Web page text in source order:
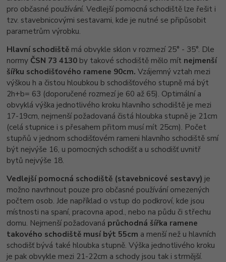
pro občasné používání. Vedlejší pomocná schodiště lze řešit i
tzv. stavebnicovými sestavami, kde je nutné se připůsobit
parametrům výrobku.
Hlavní schodiště má obvykle sklon v rozmezí 25° - 35°. Dle
normy ČSN 73 4130 by takové schodiště mělo mít nejmenší
šířku schodišťového ramene 90cm.Vzájemný vztah mezi
výškou h a čistou hloubkou b schodišťového stupně má být
2h+b= 63 (doporučené rozmezí je 60 až 65). Optimální a
obvyklá výška jednotlivého kroku hlavního schodiště je mezi
17-19cm, nejmenší požadovaná čistá hloubka stupně je 21cm
(celá stupnice i s přesahem přitom musí mít 25cm). Počet
stupňů v jednom schodišťovém rameni hlavního schodiště smí
být nejvýše 16, u pomocných schodišť a u schodišť uvnitř
bytů nejvýše 18.
Vedlejší pomocná schodiště (stavebnicové sestavy) je
možno navrhnout pouze pro občasné používání omezených
počtem osob. Jde například o vstup do podkroví, kde jsou
místnosti na spaní, pracovna apod., nebo na půdu či střechu
domu. Nejmenší požadovaná průchodná šířka ramene
takového schodiště musí být 55cm a menší než u hlavních
schodišť bývá také hloubka stupně. Výška jednotlivého kroku
je pak obvykle mezi 21-22cm a schody jsou tak i strmější.